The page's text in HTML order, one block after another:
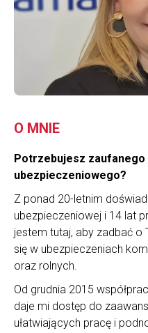
O MNIE
Potrzebujesz zaufanego
ubezpieczeniowego?
Z ponad 20-letnim
ubezpieczeniowej i 14 lat
jestem tutaj, aby zadbać o
się w ubezpieczeniach
oraz rolnych.
Od grudnia 2015
daje mi dostęp do
ułatwiających pracę i